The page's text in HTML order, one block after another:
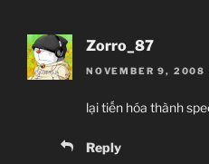
Zorro_87
NOVEMBER 9, 2008
lại tiến hóa thành
Reply